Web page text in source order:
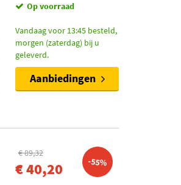
Op voorraad
Vandaag voor 13:45 besteld,
morgen (zaterdag) bij u
geleverd.
Aanbiedingen
€ 89,32
€ 40,20 -55%